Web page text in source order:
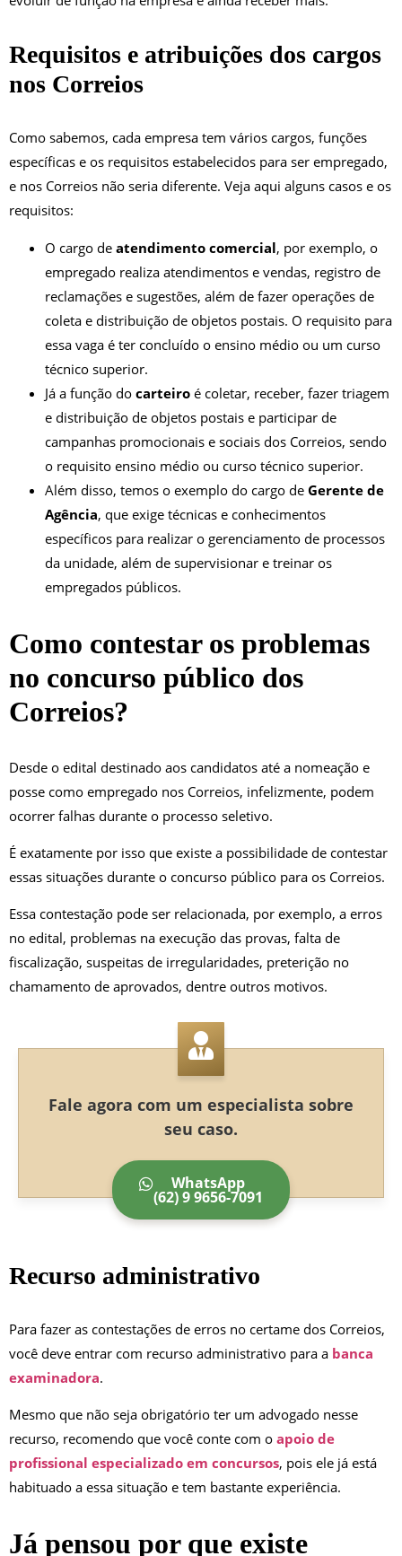
Requisitos e atribuições dos cargos
nos Correios
Como sabemos, cada empresa tem vários cargos, funções
específicas e os requisitos estabelecidos para ser empregado,
e nos Correios não seria diferente. Veja aqui alguns casos e os
requisitos:
O cargo de atendimento comercial, por exemplo, o
empregado realiza atendimentos e vendas, registro de
reclamações e sugestões, além de fazer operações de
coleta e distribuição de objetos postais. O requisito para
essa vaga é ter concluído o ensino médio ou um curso
técnico superior.
Já a função do carteiro é coletar, receber, fazer triagem
e distribuição de objetos postais e participar de
campanhas promocionais e sociais dos Correios, sendo
o requisito ensino médio ou curso técnico superior.
Além disso, temos o exemplo do cargo de Gerente de
Agência, que exige técnicas e conhecimentos
específicos para realizar o gerenciamento de processos
da unidade, além de supervisionar e treinar os
empregados públicos.
Como contestar os problemas
no concurso público dos
Correios?
Desde o edital destinado aos candidatos até a nomeação e
posse como empregado nos Correios, infelizmente, podem
ocorrer falhas durante o processo seletivo.
É exatamente por isso que existe a possibilidade de contestar
essas situações durante o concurso público para os Correios.
Essa contestação pode ser relacionada, por exemplo, a erros
no edital, problemas na execução das provas, falta de
fiscalização, suspeitas de irregularidades, preterição no
chamamento de aprovados, dentre outros motivos.
Fale agora com um especialista sobre
seu caso.
WhatsApp
(62) 9 9656-7091
Recurso administrativo
Para fazer as contestações de erros no certame dos Correios,
você deve entrar com recurso administrativo para a banca
examinadora.
Mesmo que não seja obrigatório ter um advogado nesse
recurso, recomendo que você conte com o apoio de
profissional especializado em concursos, pois ele já está
habituado a essa situação e tem bastante experiência.
Já pensou por que existe